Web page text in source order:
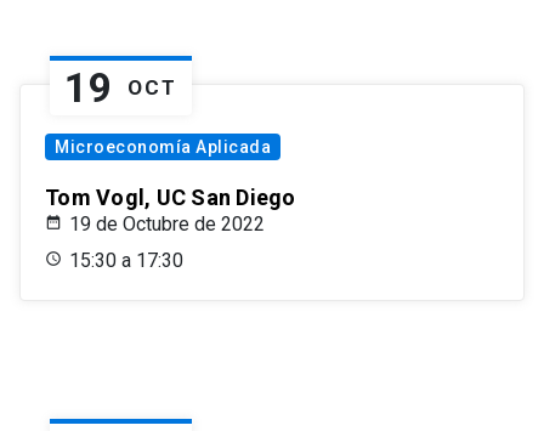
19 OCT
Microeconomía Aplicada
Tom Vogl, UC San Diego
19 de Octubre de 2022
15:30 a 17:30